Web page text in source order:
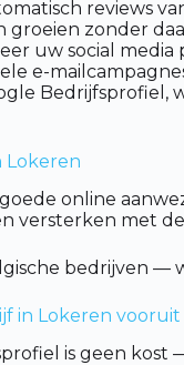
reviews
zonder
uw social media
e-
Bedrijfsprofiel,
Lokeren
online
versterken met
bedrijven
in Lokeren
is geen kost